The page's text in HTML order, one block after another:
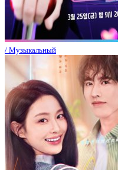
/ Музыкальный